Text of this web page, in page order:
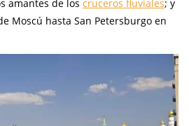
amantes de los cruceros fluviales; y
Moscú hasta San Petersburgo en